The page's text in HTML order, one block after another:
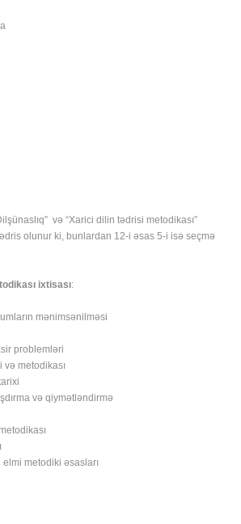
və “Xarici dilin tədrisi metodikası”
olunur ki, bunlardan 12-i əsas 5-i isə seçmə
ixtisası:
mənimsənilməsi
problemləri
və metodikası
və qiymətləndirmə
metodiki əsasları